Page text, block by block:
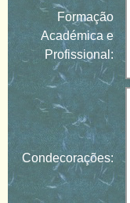
Formação
Académica e
Profissional:
Condecorações: